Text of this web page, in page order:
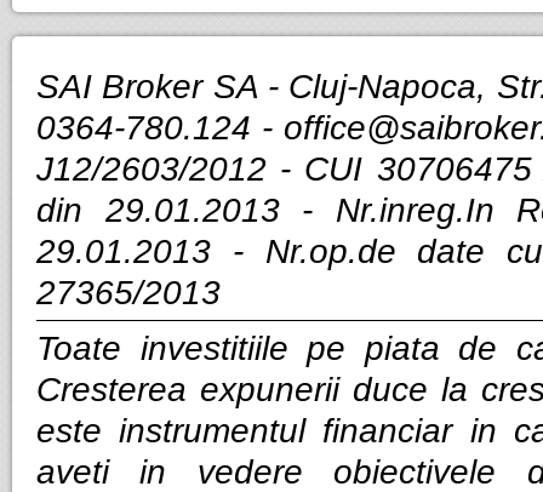
SAI Broker SA - Cluj-Napoca,
0364-780.124 -
J12/2603/2012 - CUI
din 29.01.2013 - Nr.inreg.In
29.01.2013 - Nr.op.de date
27365/2013
Toate investitiile pe piata de
Cresterea expunerii duce la
este instrumentul financiar in
aveti in vedere obiectivele